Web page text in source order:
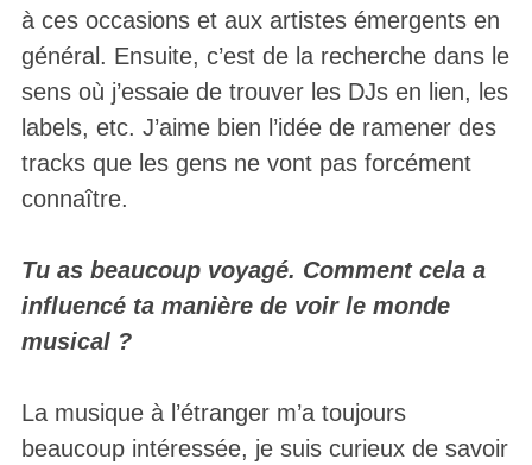
à ces occasions et aux artistes émergents en
général. Ensuite, c’est de la recherche dans le
sens où j’essaie de trouver les DJs en lien, les
labels, etc. J’aime bien l’idée de ramener des
tracks que les gens ne vont pas forcément
connaître.
Tu as beaucoup voyagé. Comment cela a
influencé ta manière de voir le monde
musical ?
La musique à l’étranger m’a toujours
beaucoup intéressée, je suis curieux de savoir